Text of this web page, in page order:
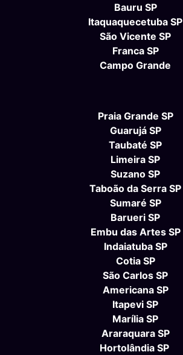
Bauru SP
Itaquaquecetuba SP
São Vicente SP
Franca SP
Campo Grande
Praia Grande SP
Guarujá SP
Taubaté SP
Limeira SP
Suzano SP
Taboão da Serra SP
Sumaré SP
Barueri SP
Embu das Artes SP
Indaiatuba SP
Cotia SP
São Carlos SP
Americana SP
Itapevi SP
Marília SP
Araraquara SP
Hortolândia SP